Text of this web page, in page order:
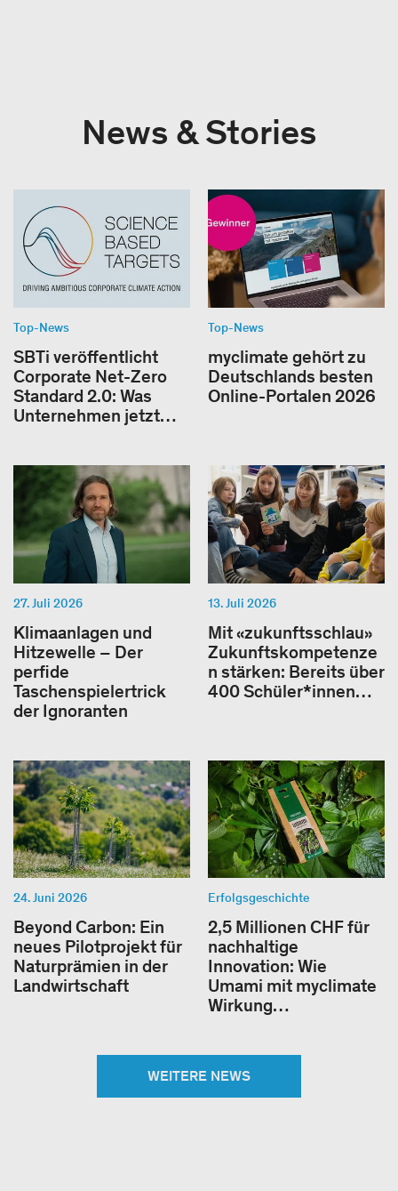
News & Stories
Top-News
SBTi veröffentlicht
Corporate Net-Zero
Standard 2.0: Was
Unternehmen jetzt…
Top-News
myclimate gehört zu
Deutschlands besten
Online-Portalen 2026
27. Juli 2026
Klimaanlagen und
Hitzewelle – Der
perfide
Taschenspielertrick
der Ignoranten
13. Juli 2026
Mit «zukunftsschlau»
Zukunftskompetenze
n stärken: Bereits über
400 Schüler*innen…
24. Juni 2026
Beyond Carbon: Ein
neues Pilotprojekt für
Naturprämien in der
Landwirtschaft
Erfolgsgeschichte
2,5 Millionen CHF für
nachhaltige
Innovation: Wie
Umami mit myclimate
Wirkung…
WEITERE NEWS